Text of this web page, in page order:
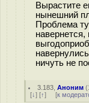
Вырастите
нынешний
Проблема
ничуть не
3.183 ,Аноним (
[↓] [↑] [к